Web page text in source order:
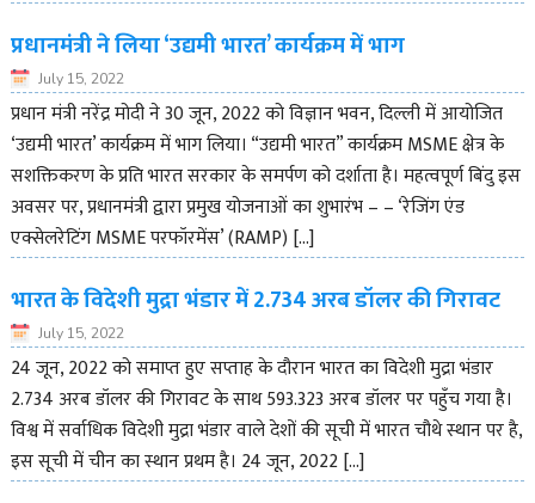
प्रधानमंत्री ने लिया ‘उद्यमी भारत’ कार्यक्रम में भाग
July 15, 2022
प्रधान मंत्री नरेंद्र मोदी ने 30 जून, 2022 को विज्ञान भवन, दिल्ली में आयोजित
‘उद्यमी भारत’ कार्यक्रम में भाग लिया। “उद्यमी भारत” कार्यक्रम MSME क्षेत्र के
सशक्तिकरण के प्रति भारत सरकार के समर्पण को दर्शाता है। महत्वपूर्ण बिंदु इस
अवसर पर, प्रधानमंत्री द्वारा प्रमुख योजनाओं का शुभारंभ – – ‘रेजिंग एंड
एक्सेलरेटिंग MSME परफॉरमेंस’ (RAMP) […]
भारत के विदेशी मुद्रा भंडार में 2.734 अरब डॉलर की गिरावट
July 15, 2022
24 जून, 2022 को समाप्त हुए सप्ताह के दौरान भारत का विदेशी मुद्रा भंडार
2.734 अरब डॉलर की गिरावट के साथ 593.323 अरब डॉलर पर पहुँच गया है।
विश्व में सर्वाधिक विदेशी मुद्रा भंडार वाले देशों की सूची में भारत चौथे स्थान पर है,
इस सूची में चीन का स्थान प्रथम है। 24 जून, 2022 […]